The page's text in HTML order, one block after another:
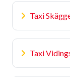
Taxi
Taxi